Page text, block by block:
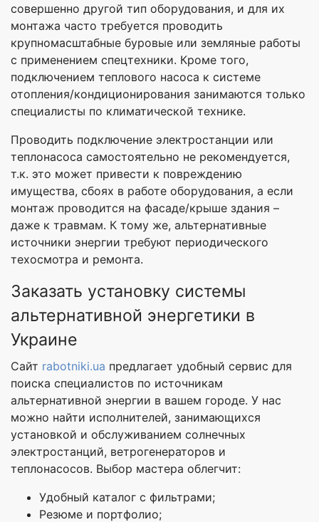
совершенно другой тип оборудования, и для их
монтажа часто требуется проводить
крупномасштабные буровые или земляные работы
с применением спецтехники. Кроме того,
подключением теплового насоса к системе
отопления/кондиционирования занимаются только
специалисты по климатической технике.
Проводить подключение электростанции или
теплонасоса самостоятельно не рекомендуется,
т.к. это может привести к повреждению
имущества, сбоях в работе оборудования, а если
монтаж проводится на фасаде/крыше здания –
даже к травмам. К тому же, альтернативные
источники энергии требуют периодического
техосмотра и ремонта.
Заказать установку системы
альтернативной энергетики в
Украине
Сайт rabotniki.ua предлагает удобный сервис для
поиска специалистов по источникам
альтернативной энергии в вашем городе. У нас
можно найти исполнителей, занимающихся
установкой и обслуживанием солнечных
электростанций, ветрогенераторов и
теплонасосов. Выбор мастера облегчит:
Удобный каталог с фильтрами;
Резюме и портфолио;